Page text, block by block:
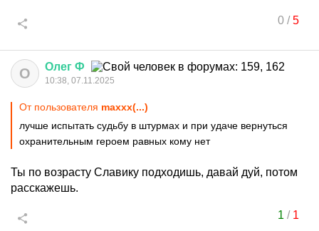
0/5
О Олег Ф
10:38, 07.11.2025
От пользователя maxxx(...)
лучше испытать судьбу в штурмах и при удаче вернуться
охранительным героем равных кому нет
Ты по возрасту Славику подходишь, давай дуй, потом
расскажешь.
1 / 1